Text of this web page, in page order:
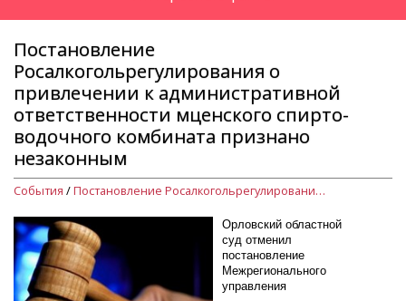
Постановление
Росалкогольрегулирования о
привлечении к административной
ответственности мценского спирто-
водочного комбината признано
незаконным
События / Постановление Росалкогольрегулирования о привлечении к административной ответственности мценского спирто-водочного комбината признано незаконным
Орловский областной
суд отменил
постановление
Межрегионального
управления